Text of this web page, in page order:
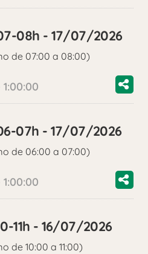
08h - 17/07/2026
de 07:00 a 08:00)
07h - 17/07/2026
de 06:00 a 07:00)
11h - 16/07/2026
de 10:00 a 11:00)